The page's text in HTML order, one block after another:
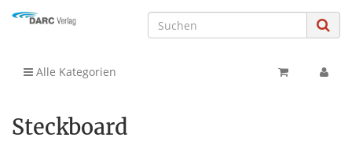
Alle Kategorien
Steckboard